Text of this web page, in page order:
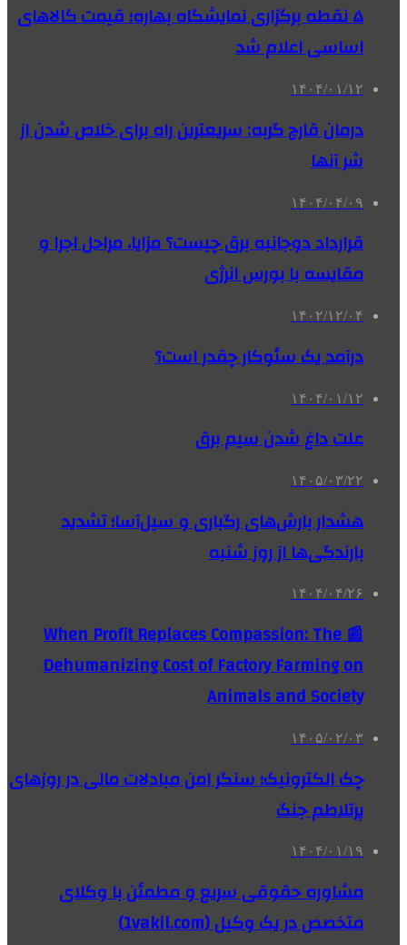
۵ نقطه برگزاری نمایشگاه بهاره؛ قیمت کالاهای
اساسی اعلام شد
۱۴۰۴/۰۱/۱۲
درمان قارچ گربه: سریعترین راه برای خلاص شدن از
شر آنها
۱۴۰۴/۰۴/۰۹
قرارداد دوجانبه برق چیست؟ مزایا، مراحل اجرا و
مقایسه با بورس انرژی
۱۴۰۲/۱۲/۰۴
درآمد یک سئوکار چقدر است؟
۱۴۰۴/۰۱/۱۲
علت داغ شدن سیم برق
۱۴۰۵/۰۳/۲۲
هشدار بارش‌های رگباری و سیل‌آسا؛ تشدید
بارندگی‌ها از روز شنبه
۱۴۰۴/۰۴/۲۶
📰 When Profit Replaces Compassion: The
Dehumanizing Cost of Factory Farming on
Animals and Society
۱۴۰۵/۰۲/۰۳
چک الکترونیک؛ سنگر امن مبادلات مالی در روزهای
پرتلاطم جنگ
۱۴۰۴/۰۱/۱۹
مشاوره حقوقی سریع و مطمئن با وکلای
متخصص در یک وکیل (1vakil.com)